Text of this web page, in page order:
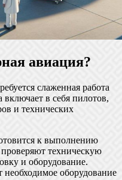
авиация?
слаженная работа
в себя пилотов,
и технических
к выполнению
техническую
и оборудование.
оборудование